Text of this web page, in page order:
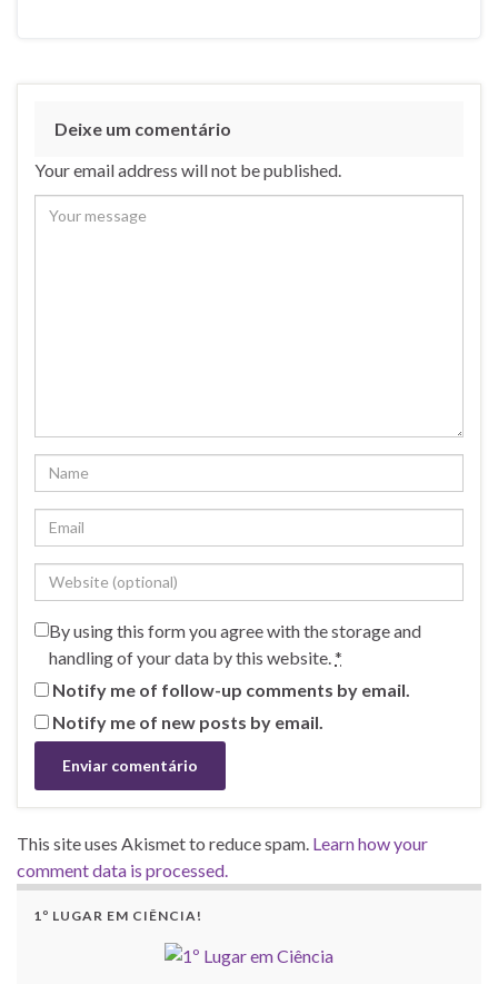
Deixe um comentário
Your email address will not be published.
By using this form you agree with the storage and
handling of your data by this website. *
Notify me of follow-up comments by email.
Notify me of new posts by email.
This site uses Akismet to reduce spam. Learn how your
comment data is processed.
1º LUGAR EM CIÊNCIA!